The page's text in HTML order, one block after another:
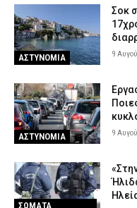
ΑΣΤΥΝΟΜΙΑ
Σοκ
9
ΑΣΤΥΝΟΜΙΑ 9
ΣΩΜΑΤΑ